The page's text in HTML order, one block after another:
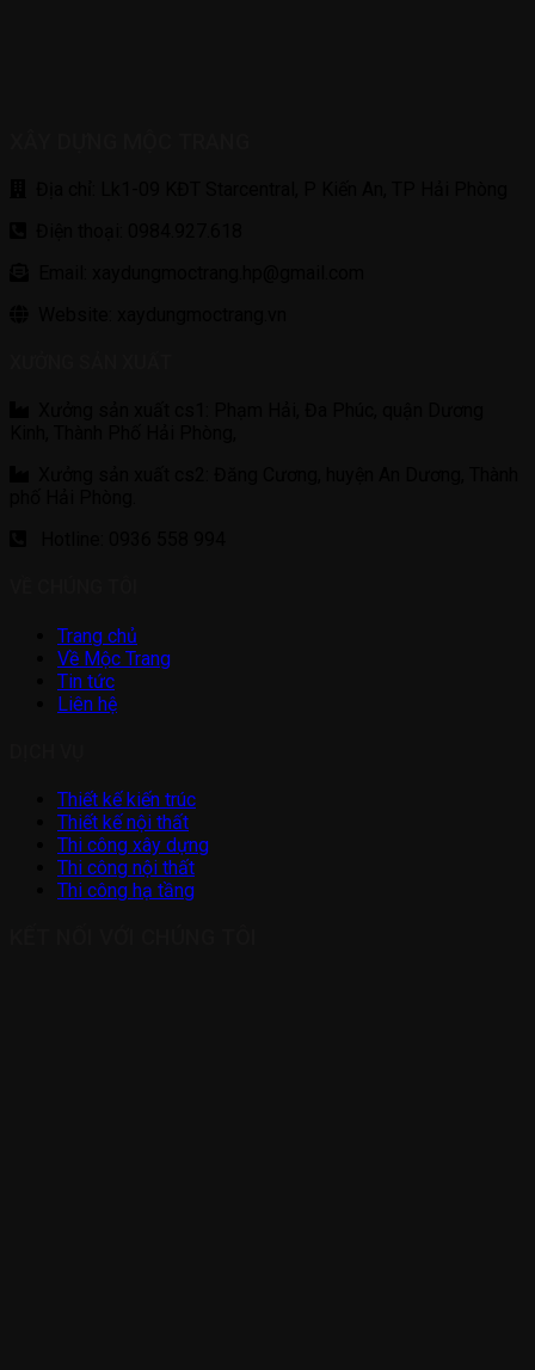
Trang chủ
Về Mộc Trang
Tin tức
Liên hệ
Thiết kế kiến trúc
Thiết kế nội thất
Thi công xây dựng
Thi công nội thất
Thi công hạ tầng